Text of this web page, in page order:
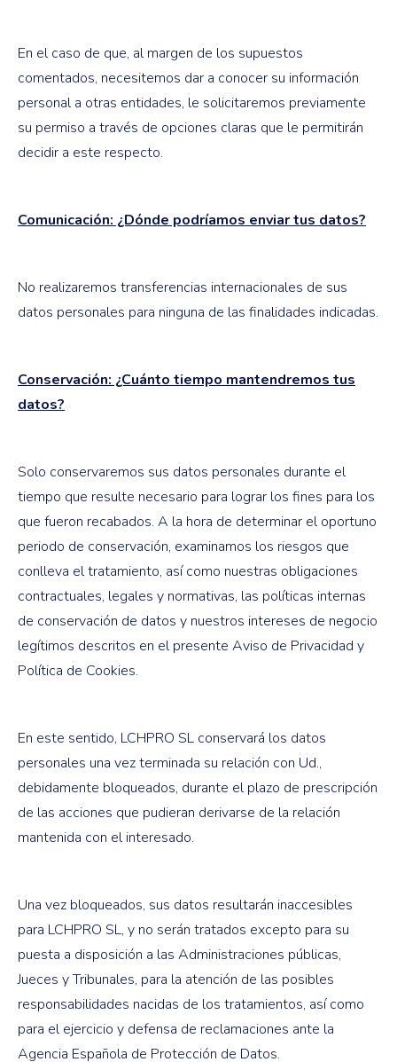
En el caso de que, al margen de los supuestos
comentados, necesitemos dar a conocer su información
personal a otras entidades, le solicitaremos previamente
su permiso a través de opciones claras que le permitirán
decidir a este respecto.
Comunicación: ¿Dónde podríamos enviar tus datos?
No realizaremos transferencias internacionales de sus
datos personales para ninguna de las finalidades indicadas.
Conservación: ¿Cuánto tiempo mantendremos tus
datos?
Solo conservaremos sus datos personales durante el
tiempo que resulte necesario para lograr los fines para los
que fueron recabados. A la hora de determinar el oportuno
periodo de conservación, examinamos los riesgos que
conlleva el tratamiento, así como nuestras obligaciones
contractuales, legales y normativas, las políticas internas
de conservación de datos y nuestros intereses de negocio
legítimos descritos en el presente Aviso de Privacidad y
Política de Cookies.
En este sentido, LCHPRO SL conservará los datos
personales una vez terminada su relación con Ud.,
debidamente bloqueados, durante el plazo de prescripción
de las acciones que pudieran derivarse de la relación
mantenida con el interesado.
Una vez bloqueados, sus datos resultarán inaccesibles
para LCHPRO SL, y no serán tratados excepto para su
puesta a disposición a las Administraciones públicas,
Jueces y Tribunales, para la atención de las posibles
responsabilidades nacidas de los tratamientos, así como
para el ejercicio y defensa de reclamaciones ante la
Agencia Española de Protección de Datos.